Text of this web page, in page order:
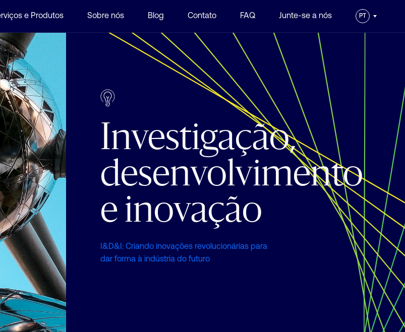
e Produtos Sobre nós Blog Contato FAQ Junte-se a nós PT
Investigação,
desenvolvimento
e inovação
I&D&I: Criando inovações revolucionárias para
dar forma à indústria do futuro